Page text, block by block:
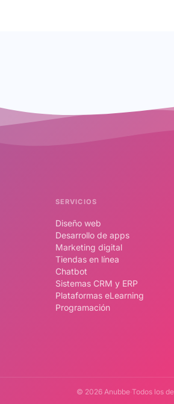
SERVICIOS
Diseño web
Desarrollo de apps
Marketing digital
Tiendas en línea
Chatbot
Sistemas CRM y ERP
Plataformas eLearning
Programación
© 2026 Anubbe·Todos los